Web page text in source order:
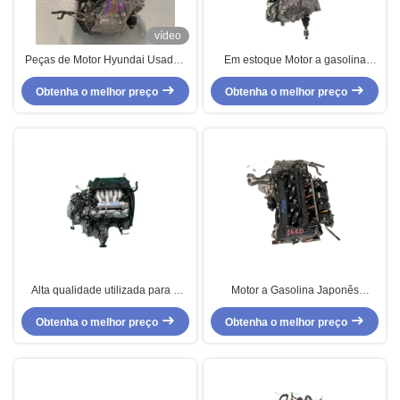
vídeo
Peças de Motor Hyundai Usadas
Incluindo Motor a Gasolina G4KD
2.4L Inline 4 Cilindros com
Potência Estável
Obtenha o melhor preço
Em estoque Motor a gasolina
QR25 T31 Japão Original 4
cilindros Motor a gasolina usado
Obtenha o melhor preço
Alta qualidade utilizada para o
conjunto de motores a gasolina
de 4 cilindros G6BA para
substituição/reparação
Obtenha o melhor preço
Motor a Gasolina Japonês
Original Usado G4KD de 4
Cilindros para Jeep Compatível
com Modelos 4JA1 / 4JG2 / 4JB1
Obtenha o melhor preço